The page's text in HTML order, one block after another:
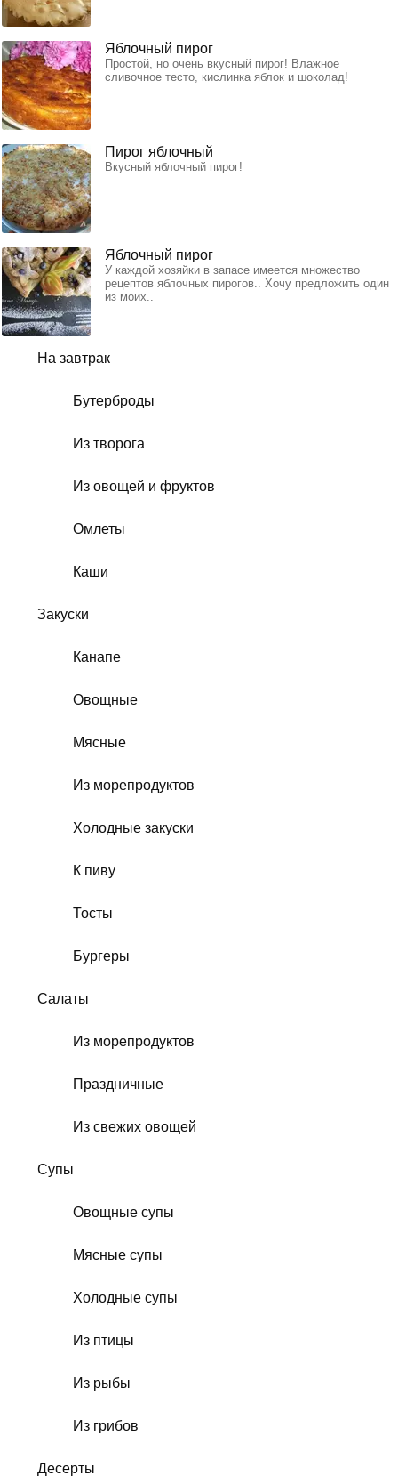
На завтрак
Бутерброды
Из творога
Из овощей и фруктов
Омлеты
Каши
Закуски
Канапе
Овощные
Мясные
Из морепродуктов
Холодные закуски
К пиву
Тосты
Бургеры
Салаты
Из морепродуктов
Праздничные
Из свежих овощей
Супы
Овощные супы
Мясные супы
Холодные супы
Из птицы
Из рыбы
Из грибов
Десерты
Яблочный пирог
Простой, но очень вкусный пирог! Влажное
сливочное тесто, кислинка яблок и шоколад!
Пирог яблочный
Вкусный яблочный пирог!
Яблочный пирог
У каждой хозяйки в запасе имеется множество
рецептов яблочных пирогов.. Хочу предложить один
из моих..